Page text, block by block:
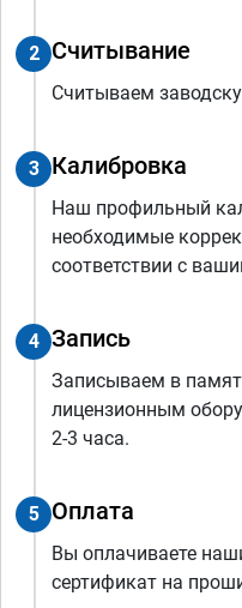
2 Считывание
Считываем
3 Калибровка
Наш профильный
необходимые
соответствии с
4 Запись
Записываем в
лицензионным
2-3 часа.
5 Оплата
Вы оплачиваете
сертификат на